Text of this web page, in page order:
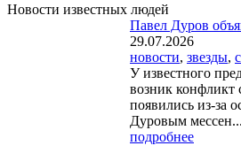
Новости известных людей
Павел Дуров
29.07.2026
новости, звезды,
У известного
возник конфликт
появились из-за
Дуровым мессен...
подробнее